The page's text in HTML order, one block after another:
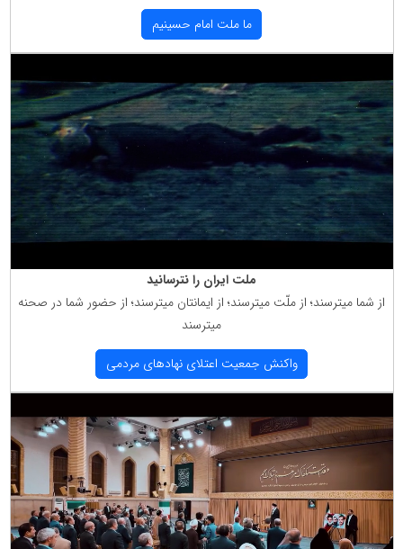
ما ملت امام حسینیم
ملت ایران را نترسانید
از شما میترسند؛ از ملّت میترسند؛ از ایمانتان میترسند؛ از حضور شما در صحنه
میترسند
واكنش جمعیت اعتلای نهادهای مردمی